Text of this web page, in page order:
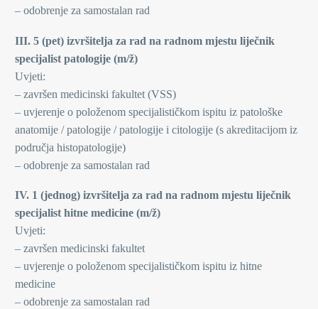
– odobrenje za samostalan rad
III. 5 (pet) izvršitelja za rad na radnom mjestu liječnik
specijalist patologije (m/ž)
Uvjeti:
– završen medicinski fakultet (VSS)
– uvjerenje o položenom specijalističkom ispitu iz patološke
anatomije / patologije / patologije i citologije (s akreditacijom iz
područja histopatologije)
– odobrenje za samostalan rad
IV. 1 (jednog) izvršitelja za rad na radnom mjestu liječnik
specijalist hitne medicine (m/ž)
Uvjeti:
– završen medicinski fakultet
– uvjerenje o položenom specijalističkom ispitu iz hitne
medicine
– odobrenje za samostalan rad